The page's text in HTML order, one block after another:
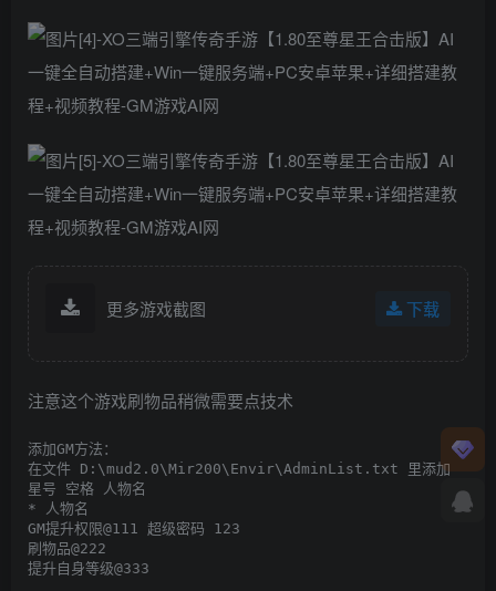
更多游戏截图 下载
注意这个游戏刷物品稍微需要点技术
添加GM方法：
在文件 D:\mud2.0\Mir200\Envir\AdminList.txt 里添加
星号 空格 人物名
* 人物名
GM提升权限@111 超级密码 123
刷物品@222
提升自身等级@333